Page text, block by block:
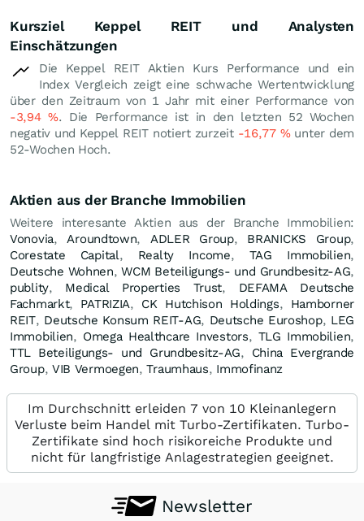
Kursziel Keppel REIT und Analysten
Einschätzungen
Die Keppel REIT Aktien Kurs Performance und ein
Index Vergleich zeigt eine schwache Wertentwicklung
über den Zeitraum von 1 Jahr mit einer Performance von
-3,94%. Die Performance ist in den letzten 52 Wochen
negativ und Keppel REIT notiert zurzeit -16,77 %unter dem
52-Wochen Hoch.
Aktien aus der Branche Immobilien
Weitere interesante Aktien aus der Branche Immobilien:
Vonovia,Aroundtown, ADLER Group, BRANICKS Group,
Corestate Capital, Realty Income, TAG Immobilien,
Deutsche Wohnen,WCM Beteiligungs- und Grundbesitz-AG,
publity, Medical Properties Trust, DEFAMA Deutsche
Fachmarkt, PATRIZIA, CK Hutchison Holdings, Hamborner
REIT, Deutsche Konsum REIT-AG, Deutsche Euroshop, LEG
Immobilien, Omega Healthcare Investors, TLG Immobilien,
TTL Beteiligungs- und Grundbesitz-AG, China Evergrande
Group, VIB Vermoegen,Traumhaus, Immofinanz
Im Durchschnitt erleiden 7 von 10 Kleinanlegern
Verluste beim Handel mit Turbo-Zertifikaten. Turbo-
Zertifikate sind hoch risikoreiche Produkte und
nicht für langfristige Anlagestrategien geeignet.
Newsletter